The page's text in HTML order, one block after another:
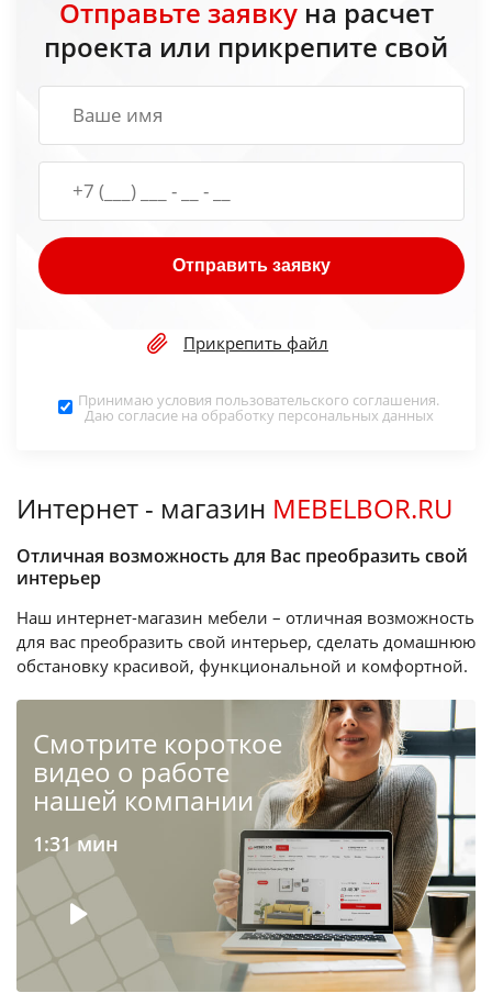
Отправьте заявкуна расчет
проекта или прикрепите свой
Отправить заявку
Прикрепить файл
Принимаю условия пользовательского соглашения.
Даю согласие на обработку персональных данных
Интернет - магазин MEBELBOR.RU
Отличная возможность для Вас преобразить свой
интерьер
Наш интернет-магазин мебели – отличная возможность
для вас преобразить свой интерьер, сделать домашнюю
обстановку красивой, функциональной и комфортной.
Cмотрите короткое
видео о работе
нашей компании
1:31 мин